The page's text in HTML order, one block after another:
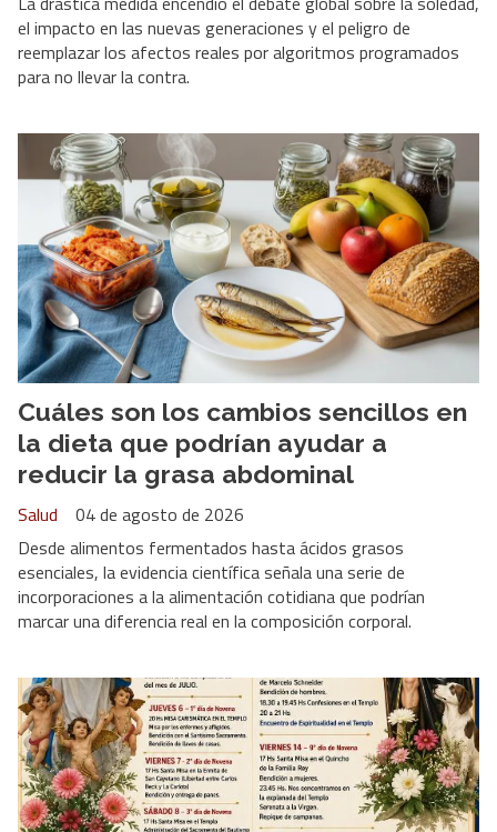
el impacto en las nuevas generaciones y el peligro de
reemplazar los afectos reales por algoritmos programados
para no llevar la contra.
Cuáles son los cambios sencillos en
la dieta que podrían ayudar a
reducir la grasa abdominal
Salud
04 de agosto de 2026
Desde alimentos fermentados hasta ácidos grasos
esenciales, la evidencia científica señala una serie de
incorporaciones a la alimentación cotidiana que podrían
marcar una diferencia real en la composición corporal.